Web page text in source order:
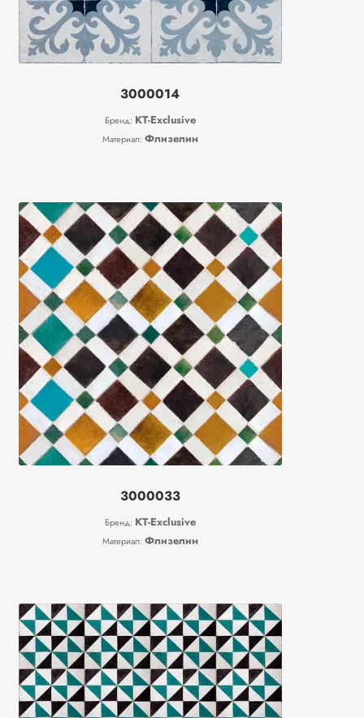
3000014
Бренд: KT-Exclusive
Материал: Флизелин
3000033
Бренд: KT-Exclusive
Материал: Флизелин